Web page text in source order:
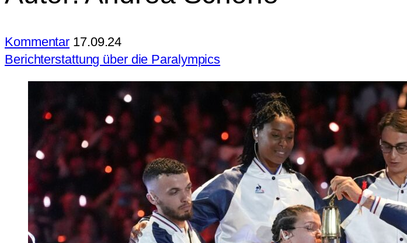
Kommentar 17.09.24
Berichterstattung über die Paralympics